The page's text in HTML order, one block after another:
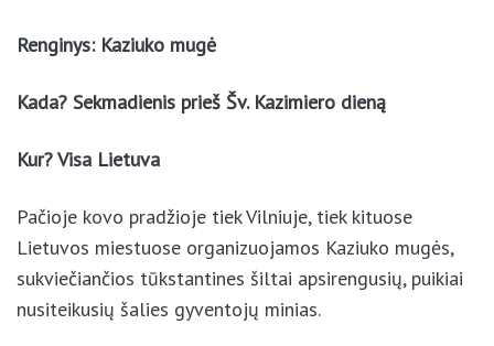
Renginys: Kaziuko mugė
Kada? Sekmadienis prieš Šv. Kazimiero dieną
Kur? Visa Lietuva
Pačioje kovo pradžioje tiek Vilniuje, tiek kituose
Lietuvos miestuose organizuojamos Kaziuko mugės,
sukviečiančios tūkstantines šiltai apsirengusių, puikiai
nusiteikusių šalies gyventojų minias.